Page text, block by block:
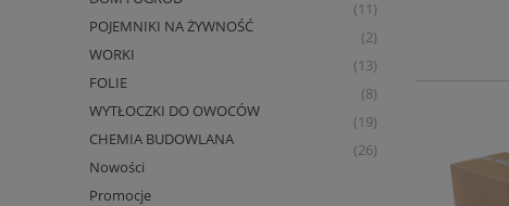
(11)
POJEMNIKI NA ŻYWNOŚĆ
(2)
WORKI
(13)
FOLIE
(8)
WYTŁOCZKI DO OWOCÓW
(19)
CHEMIA BUDOWLANA
(26)
Nowości
Promocje